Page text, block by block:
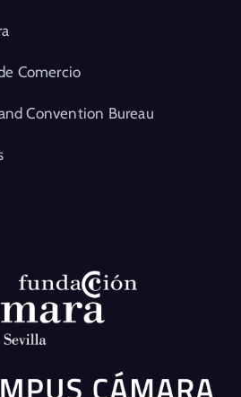
Comercio
Convention Bureau